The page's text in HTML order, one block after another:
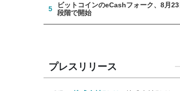
5
ビットコインのeCashフォーク、8月
段階で開始
プレスリリース